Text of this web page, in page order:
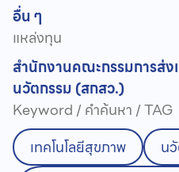
อื่น ๆ
แหล่งทุน
สำนักงานคณะกรรมการส่ง
นวัตกรรม (สกสว.)
Keyword / คำค้นหา / TAG
เทคโนโลยีสุขภาพ
น